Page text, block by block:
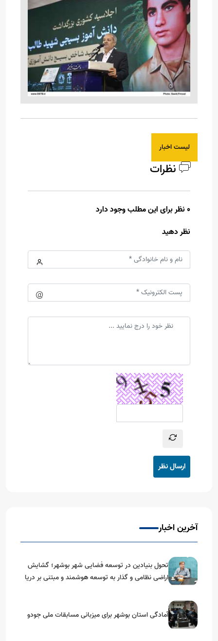
لیست اخبار
نظرات
0 نظر برای این مطلب وجود دارد
نظر دهید
ارسال نظر
آخرین اخبار
تحول بنیادین در توسعه فضایی شهر بوشهر؛ گشایش
اراضی نظامی و گذار به توسعه هوشمند و مبتنی بر دریا
آمادگی استان بوشهر برای میزبانی مسابقات ملی جودو